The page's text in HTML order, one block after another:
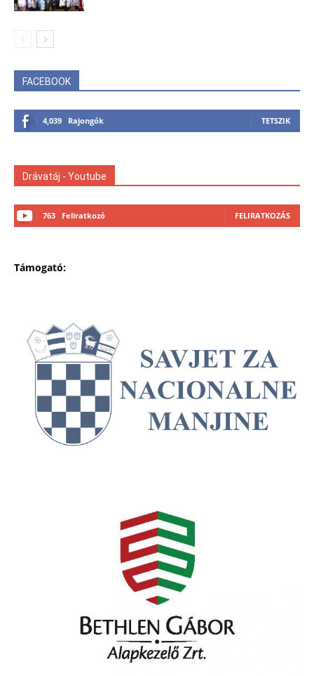
FACEBOOK
4,039 Rajongók TETSZIK
Drávatáj - Youtube
763 Feliratkozó FELIRATKOZÁS
Támogató: